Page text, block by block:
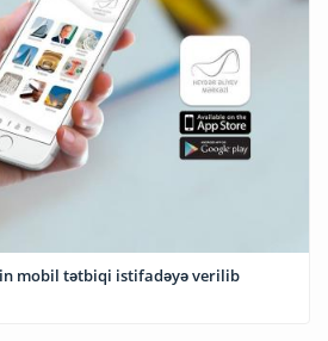
mobil tətbiqi istifadəyə verilib